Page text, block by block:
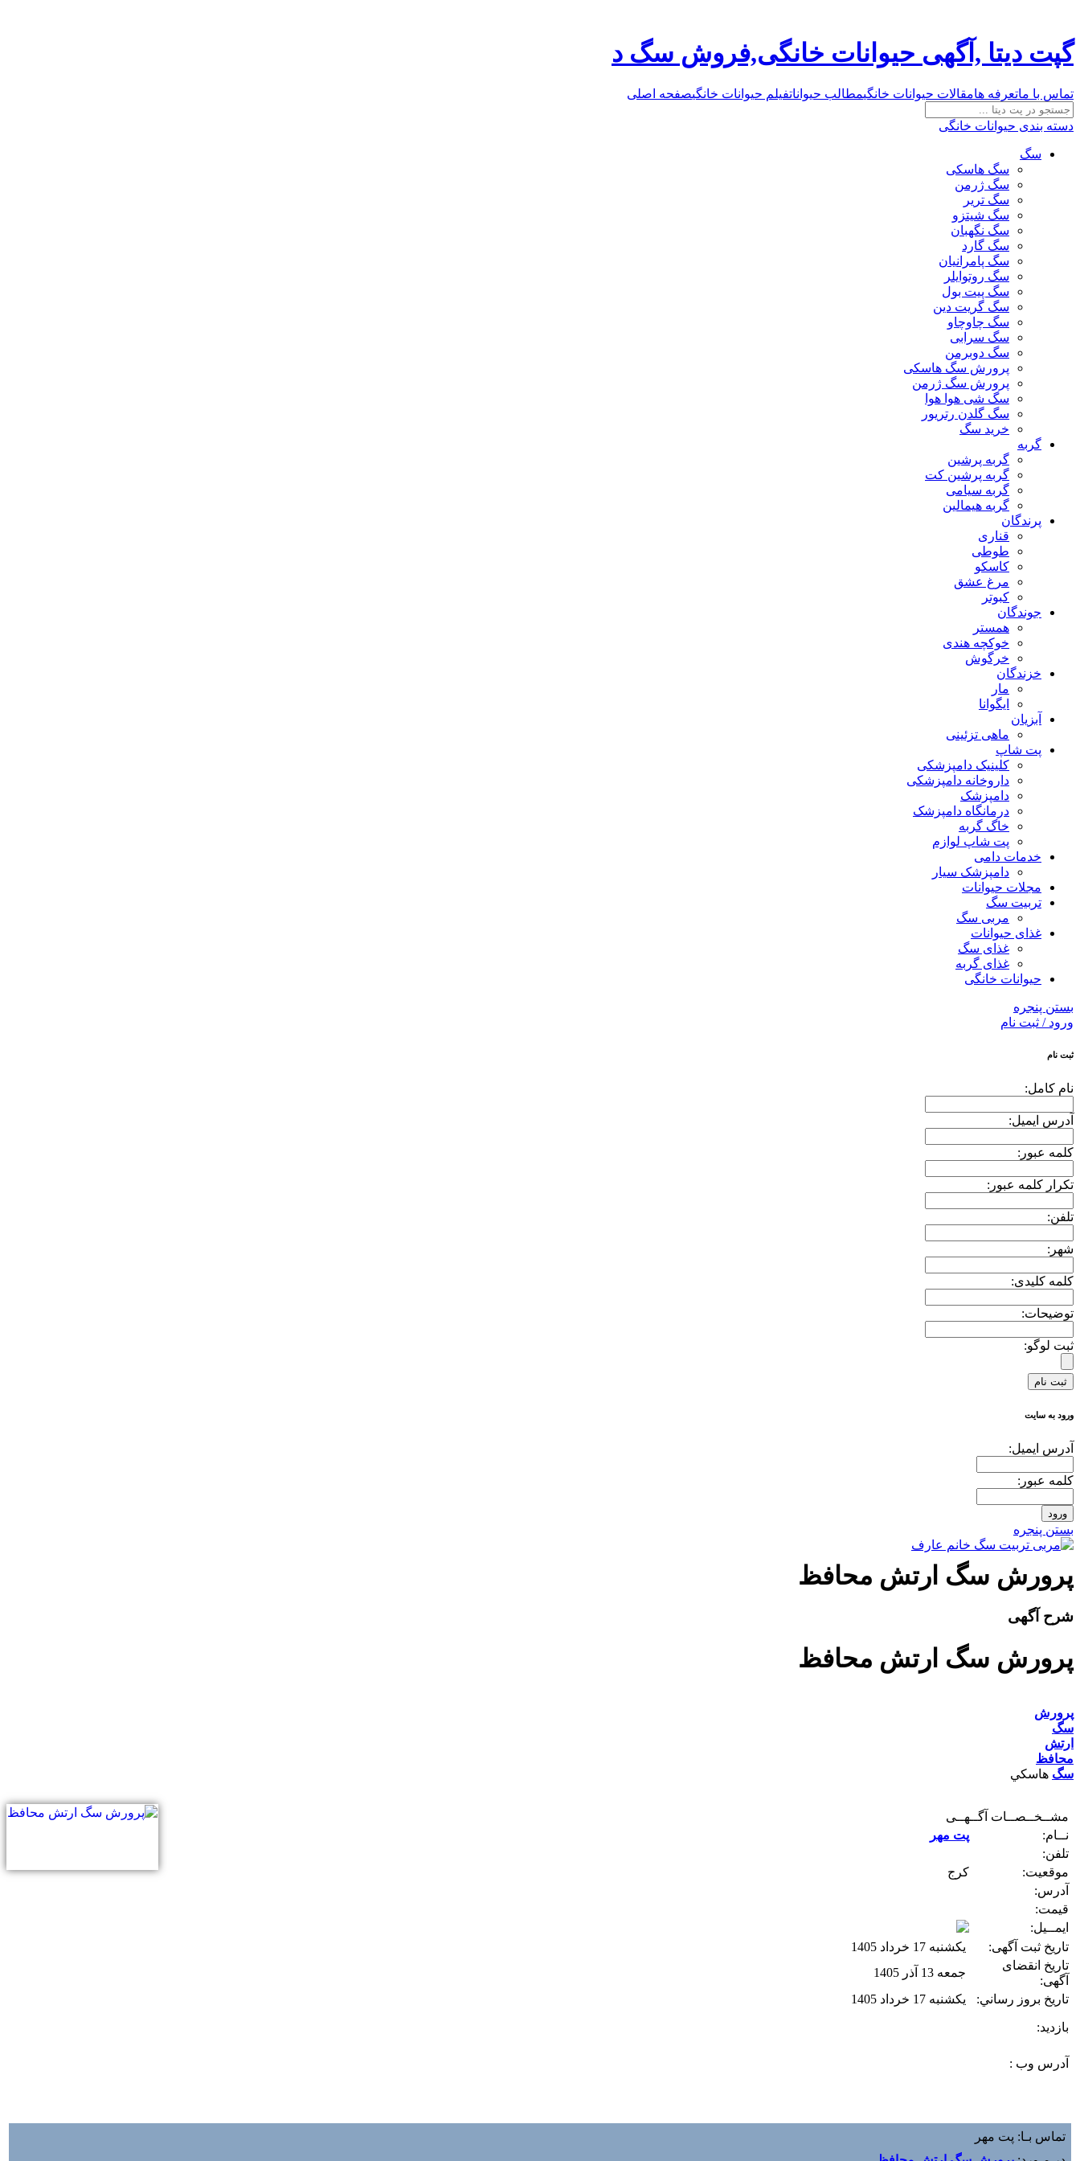
گپت دیتا ,آگهی حیوانات خانگی,فروش سگ د
تماس با ماتعرفه هامقالات حیوانات خانگیمطالب حیواناتفیلم حیوانات خانگیصفحه اصلی
دسته بندی حیوانات خانگی
سگ
سگ هاسکی
سگ ژرمن
سگ تریر
سگ شیتزو
سگ نگهبان
سگ گارد
سگ پامرانیان
سگ روتوایلر
سگ پیت بول
سگ گریت دین
سگ چاوچاو
سگ سرابی
سگ دوبرمن
پرورش سگ هاسکی
پرورش سگ ژرمن
سگ شی هوا هوا
سگ گلدن رتریور
خرید سگ
گربه
گربه پرشین
گربه پرشین کت
گربه سیامی
گربه هیمالین
پرندگان
قناری
طوطی
کاسکو
مرغ عشق
کبوتر
جوندگان
همستر
خوکچه هندی
خرگوش
خزندگان
مار
ایگوانا
آبزیان
ماهی تزئینی
پت شاپ
کلینیک دامپزشکی
داروخانه دامپزشکی
دامپزشک
درمانگاه دامپزشک
خاگ گربه
پت شاپ لوازم
خدمات دامی
دامپزشک سیار
مجلات حیوانات
تربیت سگ
مربی سگ
غذای حیوانات
غذای سگ
غذای گربه
حیوانات خانگی
بستن پنجره
ورود / ثبت نام
ثبت نام
نام کامل:
آدرس ایمیل:
کلمه عبور:
تکرار کلمه عبور:
تلفن:
شهر:
کلمه کلیدی:
توضیحات:
ثبت لوگو:
ورود به سایت
آدرس ايميل:
کلمه عبور:
بستن پنجره
پرورش سگ ارتش محافظ
شرح آگهی
پرورش سگ ارتش محافظ
پرورش
سگ
ارتش
محافظ
سگ هاسکي
مشــخــصــات آگــهــی
نــام:
پت مهر
تلفن:
موقعیت:
کرج
آدرس:
قیمت:
ایمــیل:
تاریخ ثبت آگهی:
یکشنبه 17 خرداد 1405
تاریخ انقضای
آگهی:
جمعه 13 آذر 1405
تاريخ بروز رساني:
یکشنبه 17 خرداد 1405
بازديد:
آدرس وب :‌
تماس بـا: پت مهر